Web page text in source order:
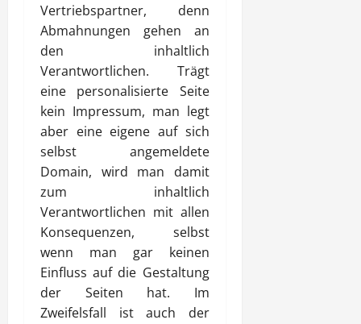
Vertriebspartner, denn
Abmahnungen gehen an
den inhaltlich
Verantwortlichen. Trägt
eine personalisierte Seite
kein Impressum, man legt
aber eine eigene auf sich
selbst angemeldete
Domain, wird man damit
zum inhaltlich
Verantwortlichen mit allen
Konsequenzen, selbst
wenn man gar keinen
Einfluss auf die Gestaltung
der Seiten hat. Im
Zweifelsfall ist auch der